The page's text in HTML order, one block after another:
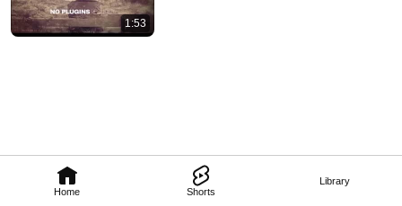
Home Shorts
Library
1:53